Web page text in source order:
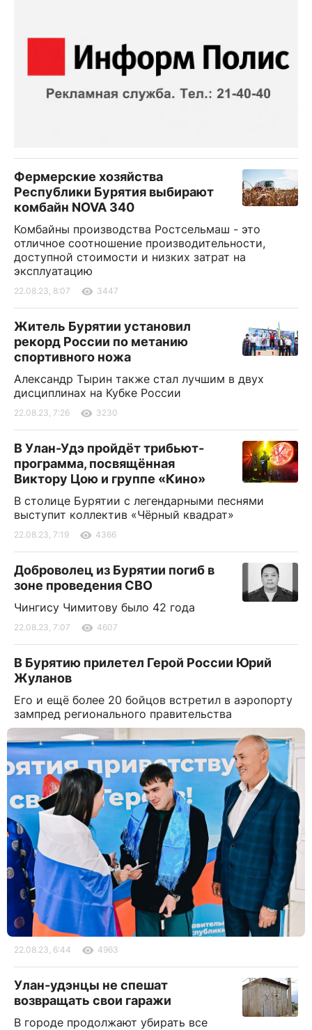
Фермерские хозяйства
Республики Бурятия выбирают
комбайн NOVA 340
Комбайны производства Ростсельмаш - это
отличное соотношение производительности,
доступной стоимости и низких затрат на
эксплуатацию
22.08.23, 8:07 3447
Житель Бурятии установил
рекорд России по метанию
спортивного ножа
Александр Тырин также стал лучшим в двух
дисциплинах на Кубке России
22.08.23, 7:26 3230
В Улан-Удэ пройдёт трибьют-
программа, посвящённая
Виктору Цою и группе «Кино»
В столице Бурятии с легендарными песнями
выступит коллектив «Чёрный квадрат»
22.08.23, 7:19 4366
Доброволец из Бурятии погиб в
зоне проведения СВО
Чингису Чимитову было 42 года
22.08.23, 7:07 4607
В Бурятию прилетел Герой России Юрий
Жуланов
Его и ещё более 20 бойцов встретил в аэропорту
зампред регионального правительства
22.08.23, 6:44 4963
Улан-удэнцы не спешат
возвращать свои гаражи
В городе продолжают убирать все